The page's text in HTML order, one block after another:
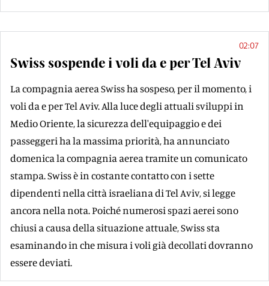
02:07
Swiss sospende i voli da e per Tel Aviv
La compagnia aerea Swiss ha sospeso, per il momento, i
voli da e per Tel Aviv. Alla luce degli attuali sviluppi in
Medio Oriente, la sicurezza dell'equipaggio e dei
passeggeri ha la massima priorità, ha annunciato
domenica la compagnia aerea tramite un comunicato
stampa. Swiss è in costante contatto con i sette
dipendenti nella città israeliana di Tel Aviv, si legge
ancora nella nota. Poiché numerosi spazi aerei sono
chiusi a causa della situazione attuale, Swiss sta
esaminando in che misura i voli già decollati dovranno
essere deviati.